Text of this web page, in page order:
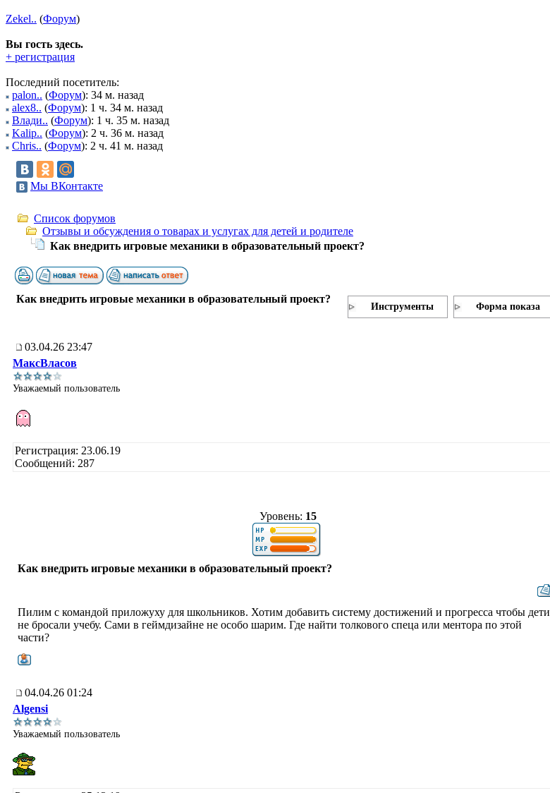
Zekel.. (Форум)
Вы гость здесь.
+ регистрация
Последний посетитель:
palon.. (Форум): 34 м. назад
alex8.. (Форум): 1 ч. 34 м. назад
Влади.. (Форум): 1 ч. 35 м. назад
Kalip.. (Форум): 2 ч. 36 м. назад
Chris.. (Форум): 2 ч. 41 м. назад
Мы ВКонтакте
Список форумов
Отзывы и обсуждения о товарах и услугах для детей и родителе
Как внедрить игровые механики в образовательный проект?
Как внедрить игровые механики в образовательный проект?
Инструменты Форма показа
03.04.26 23:47
МаксВласов
Уважаемый пользователь
Регистрация: 23.06.19
Сообщений: 287
Уровень: 15
Как внедрить игровые механики в образовательный проект?
Пилим с командой приложуху для школьников. Хотим добавить систему достижений и прогресса чтобы дети
не бросали учебу. Сами в геймдизайне не особо шарим. Где найти толкового спеца или ментора по этой
части?
04.04.26 01:24
Algensi
Уважаемый пользователь